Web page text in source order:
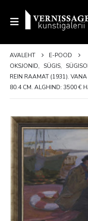
AVALEHT
E-POOD
OKSJONID, SÜGIS,
REIN RAAMAT (1931).
80.4 CM. ALGHIND: 3500 €